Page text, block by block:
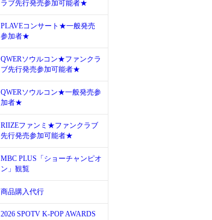
ラブ先行発売参加可能者★
PLAVEコンサート★一般発売
参加者★
QWERソウルコン★ファンクラ
ブ先行発売参加可能者★
QWERソウルコン★一般発売参
加者★
RIIZEファンミ★ファンクラブ
先行発売参加可能者★
MBC PLUS「ショーチャンピオ
ン」観覧
商品購入代行
2026 SPOTV K-POP AWARDS